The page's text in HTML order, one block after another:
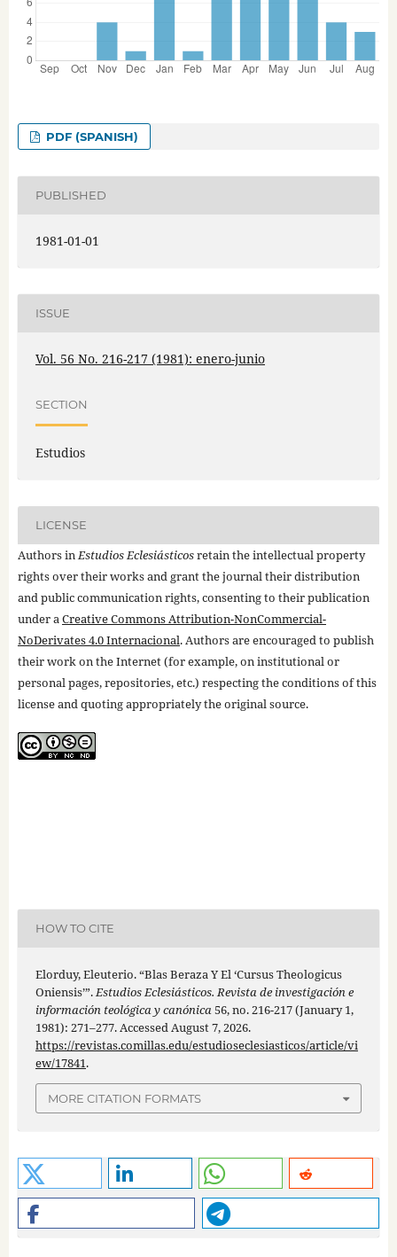
PDF (SPANISH)
PUBLISHED
1981-01-01
ISSUE
Vol. 56 No. 216-217 (1981): enero-junio
SECTION
Estudios
LICENSE
Authors inEstudios Eclesiásticosretain the intellectual property
rights over their works and grant the journal their distribution
and public communication rights, consenting to their publication
under aCreative Commons Attribution-NonCommercial-
NoDerivates 4.0 Internacional. Authors are encouraged to publish
their work on the Internet (for example, on institutional or
personal pages, repositories, etc.) respecting the conditions of this
license and quoting appropriately the original source.
HOW TO CITE
Elorduy, Eleuterio. “Blas Beraza Y El ‘Cursus Theologicus
Oniensis’”.Estudios Eclesiásticos. Revista de investigación e
información teológica y canónica56, no. 216-217 (January 1,
1981): 271–277. Accessed August 7, 2026.
https://revistas.comillas.edu/estudioseclesiasticos/article/vi
ew/17841.
MORE CITATION FORMATS